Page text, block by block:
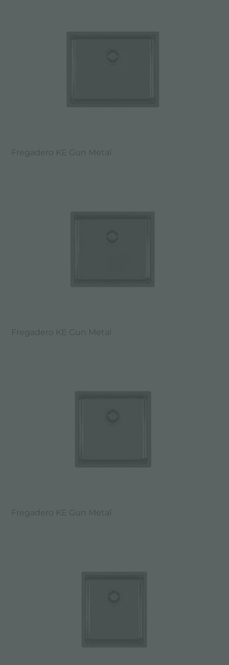
Fregadero KE Gun Metal
Fregadero KE Gun Metal
Fregadero KE Gun Metal